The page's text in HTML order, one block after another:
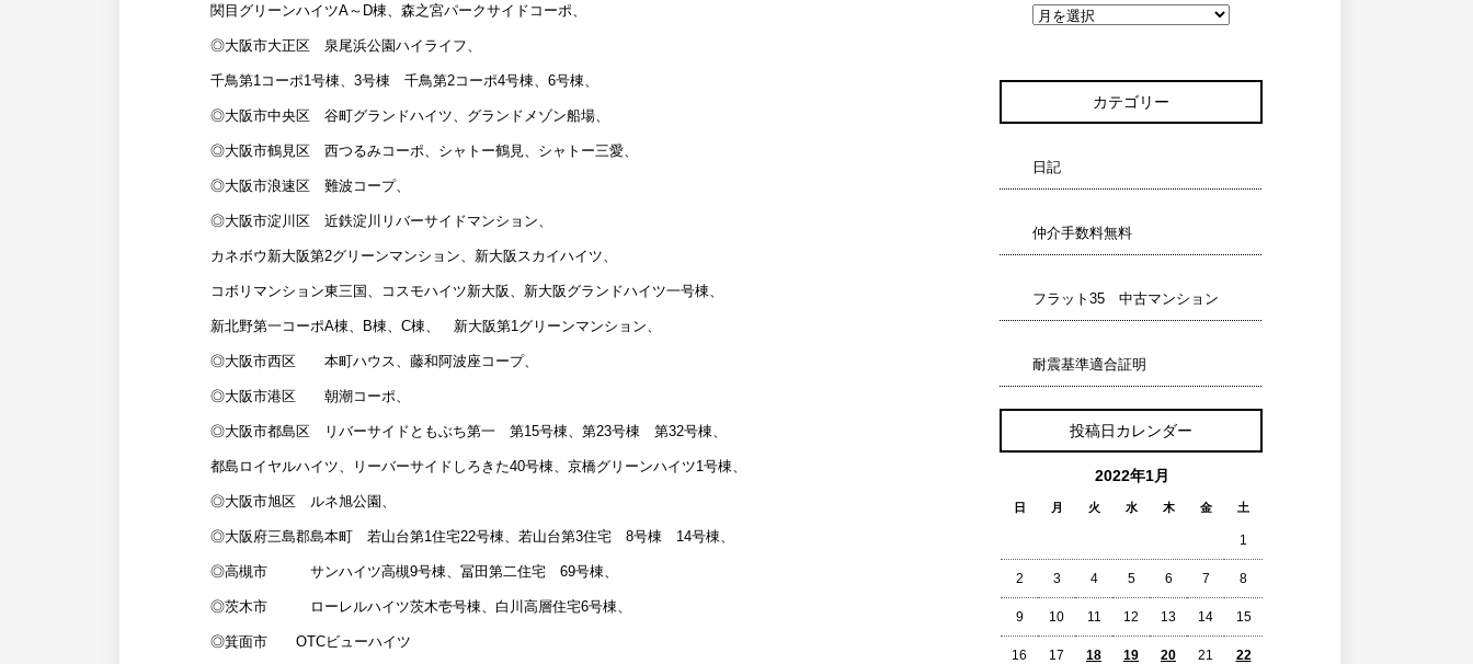
関目グリーンハイツA～D棟、森之宮パークサイドコーポ、
◎大阪市大正区 泉尾浜公園ハイライフ、
千鳥第1コーポ1号棟、3号棟 千鳥第2コーポ4号棟、6号棟、
◎大阪市中央区 谷町グランドハイツ、グランドメゾン船場、
◎大阪市鶴見区 西つるみコーポ、シャトー鶴見、シャトー三愛、
◎大阪市浪速区 難波コープ、
◎大阪市淀川区 近鉄淀川リバーサイドマンション、
カネボウ新大阪第2グリーンマンション、新大阪スカイハイツ、
コボリマンション東三国、コスモハイツ新大阪、新大阪グランドハイツ一号棟、
新北野第一コーポA棟、B棟、C棟、 新大阪第1グリーンマンション、
◎大阪市西区 本町ハウス、藤和阿波座コープ、
◎大阪市港区 朝潮コーポ、
◎大阪市都島区 リバーサイドともぶち第一 第15号棟、第23号棟 第32号棟、
都島ロイヤルハイツ、リーバーサイドしろきた40号棟、京橋グリーンハイツ1号棟、
◎大阪市旭区 ルネ旭公園、
◎大阪府三島郡島本町 若山台第1住宅22号棟、若山台第3住宅 8号棟 14号棟、
◎高槻市 サンハイツ高槻9号棟、冨田第二住宅 69号棟、
◎茨木市 ローレルハイツ茨木壱号棟、白川高層住宅6号棟、
◎箕面市 OTCビューハイツ
カテゴリー
日記
仲介手数料無料
フラット35 中古マンション
耐震基準適合証明
投稿日カレンダー
2022年1月
日 月 火 水 木 金 土
1
2 3 4 5 6 7 8
9 10 11 12 13 14 15
16 17 18 19 20 21 22